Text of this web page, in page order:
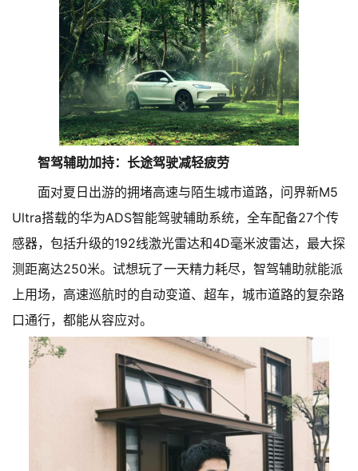
智驾辅助加持：长途驾驶减轻疲劳
面对夏日出游的拥堵高速与陌生城市道路，问界新M5
Ultra搭载的华为ADS智能驾驶辅助系统，全车配备27个传
感器，包括升级的192线激光雷达和4D毫米波雷达，最大探
测距离达250米。试想玩了一天精力耗尽，智驾辅助就能派
上用场，高速巡航时的自动变道、超车，城市道路的复杂路
口通行，都能从容应对。